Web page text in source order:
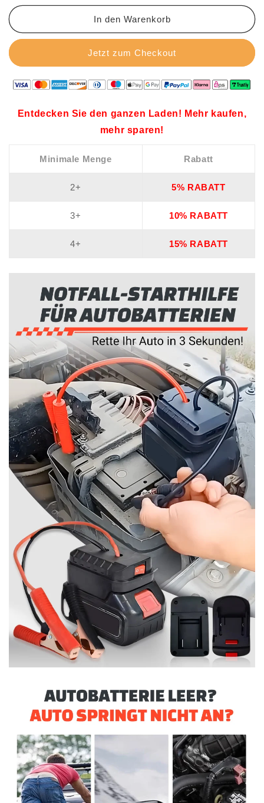
Notfall-
für
Notfall-
Starthilfe
für
In den Warenkorb
Jetzt zum Checkout
Entdecken Sie den ganzen Laden! Mehr kaufen,
mehr sparen!
Minimale Menge Rabatt
2+ 5% RABATT
3+ 10% RABATT
4+ 15% RABATT